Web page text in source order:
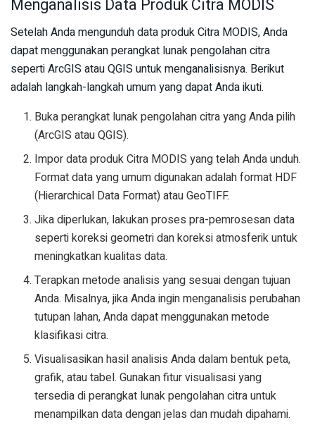
Menganalisis Data Produk Citra MODIS
Setelah Anda mengunduh data produk Citra MODIS, Anda
dapat menggunakan perangkat lunak pengolahan citra
seperti ArcGIS atau QGIS untuk menganalisisnya. Berikut
adalah langkah-langkah umum yang dapat Anda ikuti.
Buka perangkat lunak pengolahan citra yang Anda pilih
(ArcGIS atau QGIS).
Impor data produk Citra MODIS yang telah Anda unduh.
Format data yang umum digunakan adalah format HDF
(Hierarchical Data Format) atau GeoTIFF.
Jika diperlukan, lakukan proses pra-pemrosesan data
seperti koreksi geometri dan koreksi atmosferik untuk
meningkatkan kualitas data.
Terapkan metode analisis yang sesuai dengan tujuan
Anda. Misalnya, jika Anda ingin menganalisis perubahan
tutupan lahan, Anda dapat menggunakan metode
klasifikasi citra.
Visualisasikan hasil analisis Anda dalam bentuk peta,
grafik, atau tabel. Gunakan fitur visualisasi yang
tersedia di perangkat lunak pengolahan citra untuk
menampilkan data dengan jelas dan mudah dipahami.